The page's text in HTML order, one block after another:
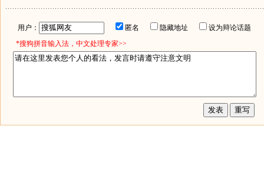
用户： 匿名 隐藏地址
设为辩论话题
*搜狗拼音输入法，中文处理专家>>